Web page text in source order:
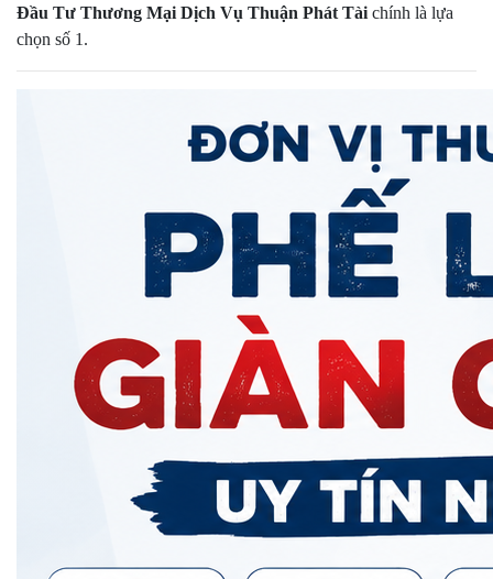
Đầu Tư Thương Mại Dịch Vụ Thuận Phát Tài chính là lựa
chọn số 1.